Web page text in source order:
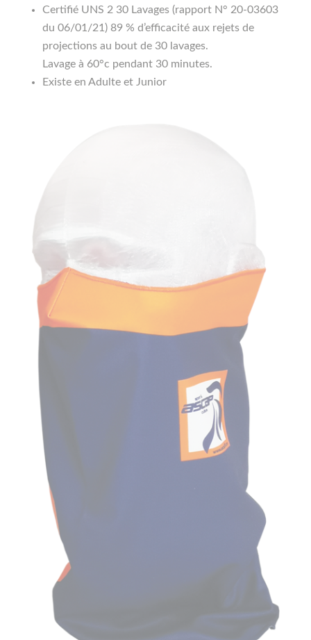
Certifié UNS 2 30 Lavages (rapport N° 20-03603
du 06/01/21) 89 % d’efficacité aux rejets de
projections au bout de 30 lavages.
Lavage à 60°c pendant 30 minutes.
Existe en Adulte et Junior